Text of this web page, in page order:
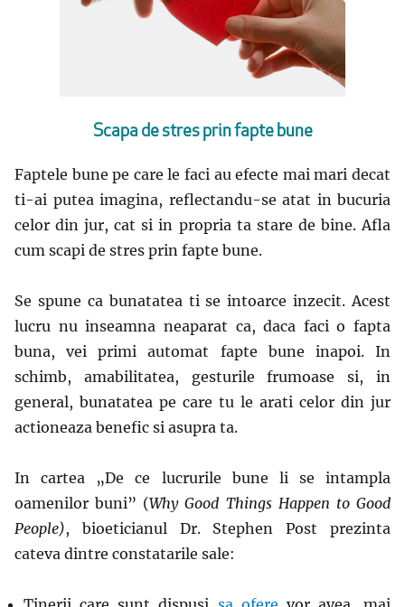
Scapa de stres prin fapte bune
Faptele bune pe care le faci au efecte mai mari decat
ti-ai putea imagina, reflectandu-se atat in bucuria
celor din jur, cat si in propria ta stare de bine. Afla
cum scapi de stres prin fapte bune.
Se spune ca bunatatea ti se intoarce inzecit. Acest
lucru nu inseamna neaparat ca, daca faci o fapta
buna, vei primi automat fapte bune inapoi. In
schimb, amabilitatea, gesturile frumoase si, in
general, bunatatea pe care tu le arati celor din jur
actioneaza benefic si asupra ta.
In cartea „De ce lucrurile bune li se intampla
oamenilor buni” (Why Good Things Happen to Good
People), bioeticianul Dr. Stephen Post prezinta
cateva dintre constatarile sale: